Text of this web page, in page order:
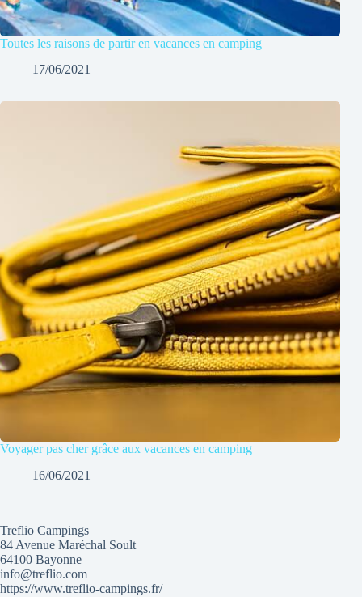
Toutes les raisons de partir en vacances en camping
17/06/2021
Voyager pas cher grâce aux vacances en camping
16/06/2021
Treflio Campings
84 Avenue Maréchal Soult
64100 Bayonne
info@treflio.com
https://www.treflio-campings.fr/